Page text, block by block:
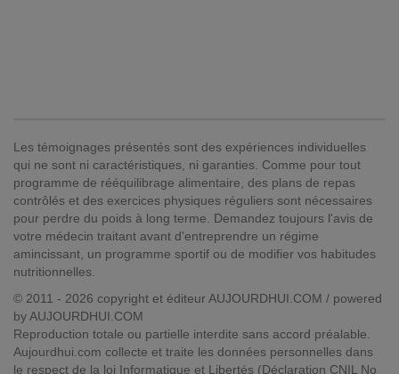
Les témoignages présentés sont des expériences individuelles
qui ne sont ni caractéristiques, ni garanties. Comme pour tout
programme de rééquilibrage alimentaire, des plans de repas
contrôlés et des exercices physiques réguliers sont nécessaires
pour perdre du poids à long terme. Demandez toujours l'avis de
votre médecin traitant avant d'entreprendre un régime
amincissant, un programme sportif ou de modifier vos habitudes
nutritionnelles.
© 2011 - 2026 copyright et éditeur AUJOURDHUI.COM / powered
by AUJOURDHUI.COM
Reproduction totale ou partielle interdite sans accord préalable.
Aujourdhui.com collecte et traite les données personnelles dans
le respect de la loi Informatique et Libertés (Déclaration CNIL No